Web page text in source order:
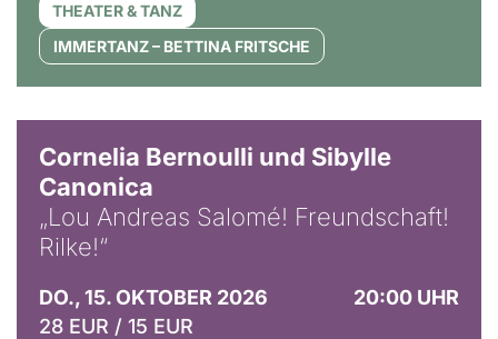
THEATER & TANZ
IMMERTANZ – BETTINA FRITSCHE
Cornelia Bernoulli und Sibylle
Canonica
„Lou Andreas Salomé! Freundschaft!
Rilke!“
DO., 15. OKTOBER 2026
20:00 UHR
28 EUR / 15 EUR